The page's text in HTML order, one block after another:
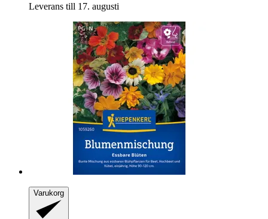
Leverans till 17. augusti
Varukorg